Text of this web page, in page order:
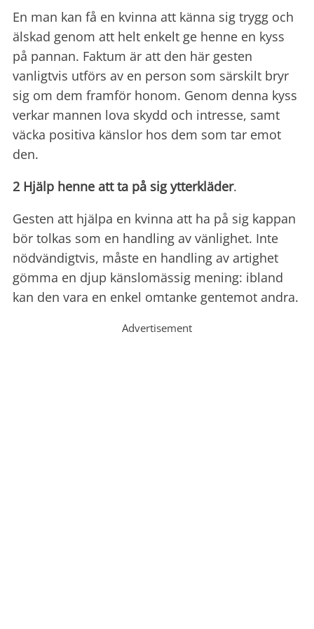
En man kan få en kvinna att känna sig trygg och
älskad genom att helt enkelt ge henne en kyss
på pannan. Faktum är att den här gesten
vanligtvis utförs av en person som särskilt bryr
sig om dem framför honom. Genom denna kyss
verkar mannen lova skydd och intresse, samt
väcka positiva känslor hos dem som tar emot
den.
2 Hjälp henne att ta på sig ytterkläder.
Gesten att hjälpa en kvinna att ha på sig kappan
bör tolkas som en handling av vänlighet. Inte
nödvändigtvis, måste en handling av artighet
gömma en djup känslomässig mening: ibland
kan den vara en enkel omtanke gentemot andra.
Advertisement